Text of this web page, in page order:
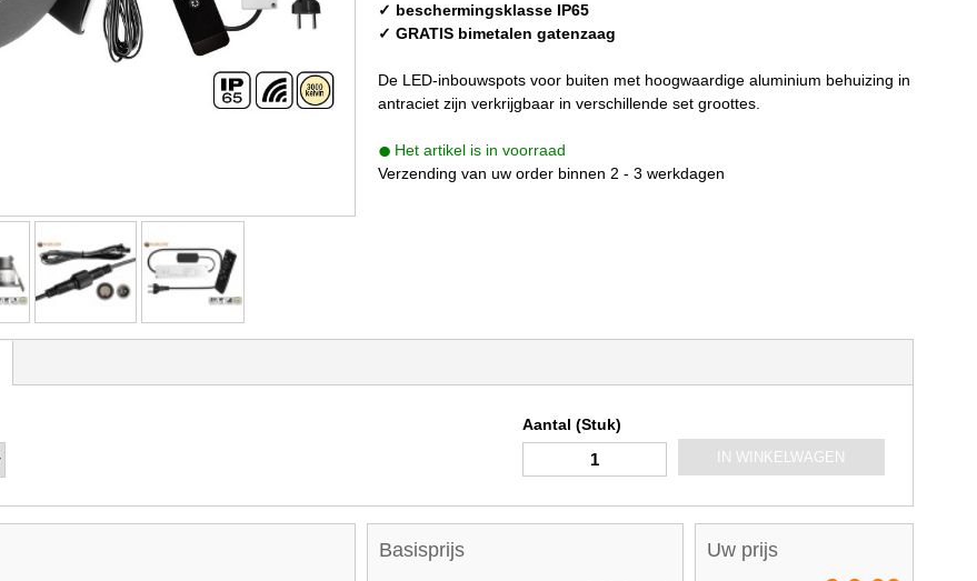
✓ beschermingsklasse IP65
✓ GRATIS bimetalen gatenzaag
De LED-inbouwspots voor buiten met hoogwaardige aluminium behuizing in
antraciet zijn verkrijgbaar in verschillende set groottes.
Het artikel is in voorraad
Verzending van uw order binnen 2 - 3 werkdagen
Aantal (Stuk)
IN WINKELWAGEN
Basisprijs Uw prijs